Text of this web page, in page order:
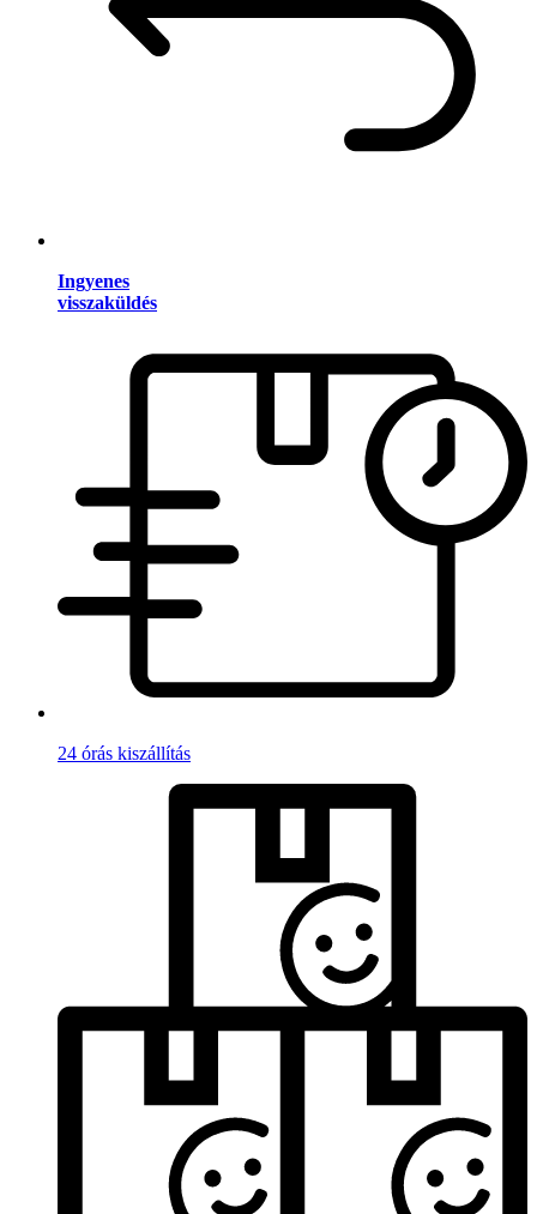
Ingyenes
visszaküldés
24 órás kiszállítás